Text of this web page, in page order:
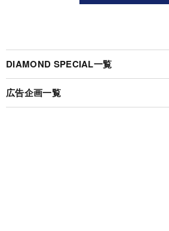
DIAMOND SPECIAL一覧
広告企画一覧